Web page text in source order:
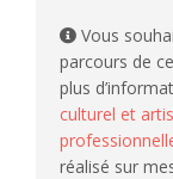
Vous
parcours de
plus
culturel et
réalisé sur